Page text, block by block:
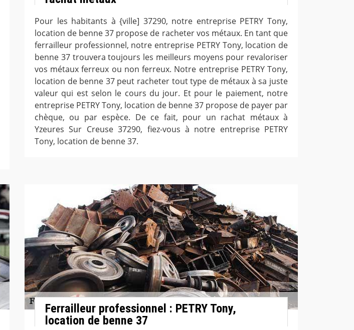
Pour les habitants à {ville] 37290, notre entreprise PETRY Tony,
location de benne 37 propose de racheter vos métaux. En tant que
ferrailleur professionnel, notre entreprise PETRY Tony, location de
benne 37 trouvera toujours les meilleurs moyens pour revaloriser
vos métaux ferreux ou non ferreux. Notre entreprise PETRY Tony,
location de benne 37 peut racheter tout type de métaux à sa juste
valeur qui est selon le cours du jour. Et pour le paiement, notre
entreprise PETRY Tony, location de benne 37 propose de payer par
chèque, ou par espèce. De ce fait, pour un rachat métaux à
Yzeures Sur Creuse 37290, fiez-vous à notre entreprise PETRY
Tony, location de benne 37.
Ferrailleur professionnel : PETRY Tony,
location de benne 37